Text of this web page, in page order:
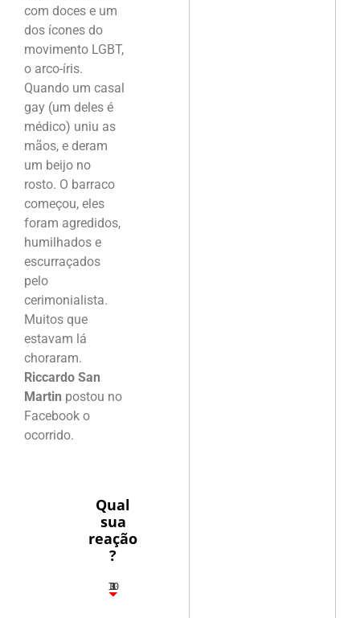
com doces e um
dos ícones do
movimento LGBT,
o arco-íris.
Quando um casal
gay (um deles é
médico) uniu as
mãos, e deram
um beijo no
rosto. O barraco
começou, eles
foram agredidos,
humilhados e
escurraçados
pelo
cerimonialista.
Muitos que
estavam lá
choraram.
Riccardo San
Martin postou no
Facebook o
ocorrido.
Qual
sua
reação
?
3
1
1
3
10